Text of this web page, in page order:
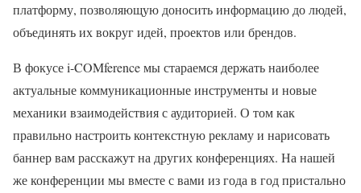
платформу, позволяющую доносить информацию до людей,
объединять их вокруг идей, проектов или брендов.
В фокусе i-COMference мы стараемся держать наиболее
актуальные коммуникационные инструменты и новые
механики взаимодействия с аудиторией. О том как
правильно настроить контекстную рекламу и нарисовать
баннер вам расскажут на других конференциях. На нашей
же конференции мы вместе с вами из года в год пристально